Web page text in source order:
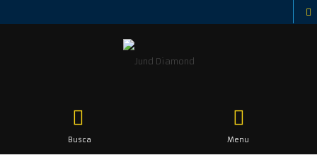
Menu
Busca